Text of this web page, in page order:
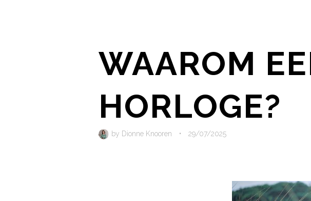
content
WAAROM
HORLOGE?
by Dionne Knooren • 29/07/2025